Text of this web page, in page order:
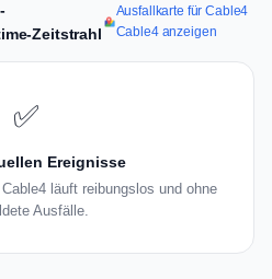
Zeitstrahl
Ausfallkarte für Cable4
Cable4 anzeigen
✅
Ereignisse
läuft reibungslos und ohne
Ausfälle.